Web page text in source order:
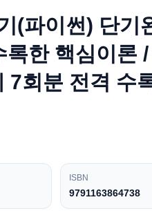
(파이썬) 단기
한 핵심이론
7회분 전격 수
ISBN
9791163864738